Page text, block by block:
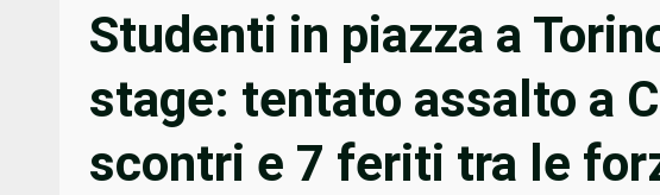
Studenti in piazza a
stage: tentato assalto a
scontri e 7 feriti tra le